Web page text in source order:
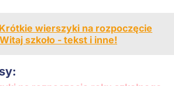
Krótkie wierszyki na rozpoczęcie
szkoło - tekst i inne!